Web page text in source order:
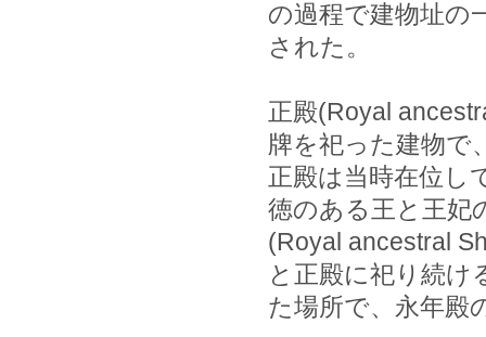
の過程で建物址の
された。
正殿(Royal
牌を祀った建物で
正殿は当時在位し
徳のある王と王妃
(Royal ancestral
と正殿に祀り続け
た場所で、永年殿